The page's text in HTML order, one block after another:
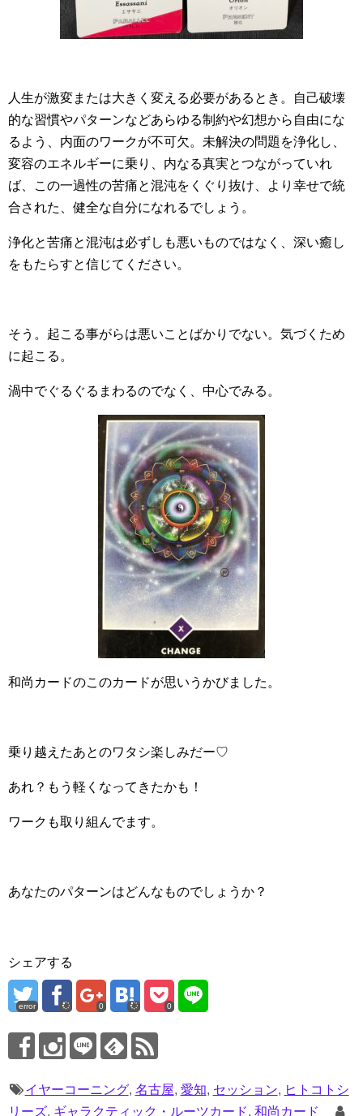
人生が激変または大きく変える必要があるとき。自己破壊
的な習慣やパターンなどあらゆる制約や幻想から自由にな
るよう、内面のワークが不可欠。未解決の問題を浄化し、
変容のエネルギーに乗り、内なる真実とつながっていれ
ば、この一過性の苦痛と混沌をくぐり抜け、より幸せで統
合された、健全な自分になれるでしょう。
浄化と苦痛と混沌は必ずしも悪いものではなく、深い癒し
をもたらすと信じてください。
そう。起こる事がらは悪いことばかりでない。気づくため
に起こる。
渦中でぐるぐるまわるのでなく、中心でみる。
和尚カードのこのカードが思いうかびました。
乗り越えたあとのワタシ楽しみだー♡
あれ？もう軽くなってきたかも！
ワークも取り組んでます。
あなたのパターンはどんなものでしょうか？
シェアする
error 0 0
イヤーコーニング, 名古屋, 愛知, セッション, ヒトコトシ
リーズ, ギャラクティック・ルーツカード, 和尚カード